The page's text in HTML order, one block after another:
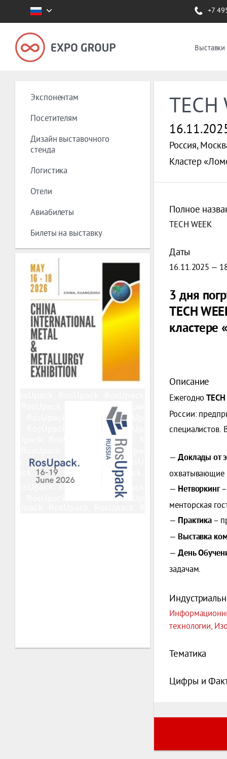
+7
Экспонентам
Посетителям
Дизайн выставочного
стенда
Логистика
Отели
Авиабилеты
Билеты на выставку
TECH
Россия,
Кластер
Полное
TECH WEEK
Даты
16.11.2025 —
3 дня
TECH
кластере
Описание
ЕжегодноTECH
России:
специалистов.
— Доклады от
охватывающие
— Нетворкинг–
менторская
— Практика –
— Выставка
— День
задачам.
технологии,
Тематика
Цифры и